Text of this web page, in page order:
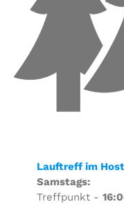
Lauftreff im
Samstags:
Treffpunkt -